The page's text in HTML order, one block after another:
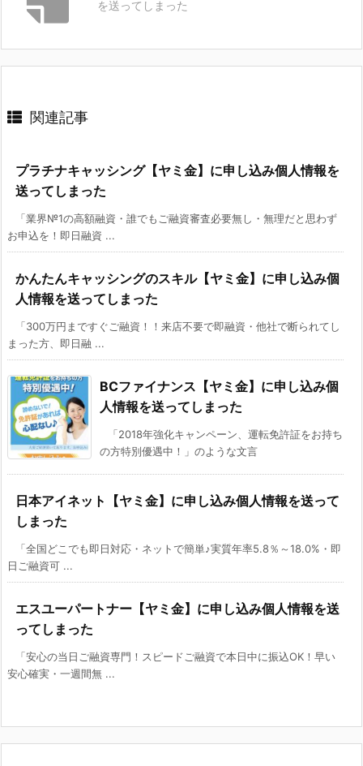
を送ってしまった
関連記事
プラチナキャッシング【ヤミ金】に申し込み個人情報を
送ってしまった
「業界№1の高額融資・誰でもご融資審査必要無し・無理だと思わず
お申込を！即日融資 ...
かんたんキャッシングのスキル【ヤミ金】に申し込み個
人情報を送ってしまった
「300万円まですぐご融資！！来店不要で即融資・他社で断られてし
まった方、即日融 ...
BCファイナンス【ヤミ金】に申し込み個
人情報を送ってしまった
「2018年強化キャンペーン、運転免許証をお持ち
の方特別優遇中！」のような文言
日本アイネット【ヤミ金】に申し込み個人情報を送って
しまった
「全国どこでも即日対応・ネットで簡単♪実質年率5.8％～18.0%・即
日ご融資可 ...
エスユーパートナー【ヤミ金】に申し込み個人情報を送
ってしまった
「安心の当日ご融資専門！スピードご融資で本日中に振込OK！早い
安心確実・一週間無 ...